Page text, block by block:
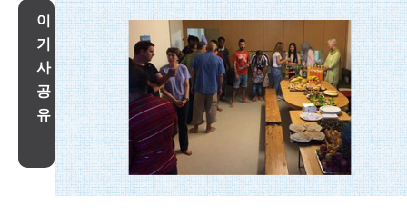
이
기
사
공
유